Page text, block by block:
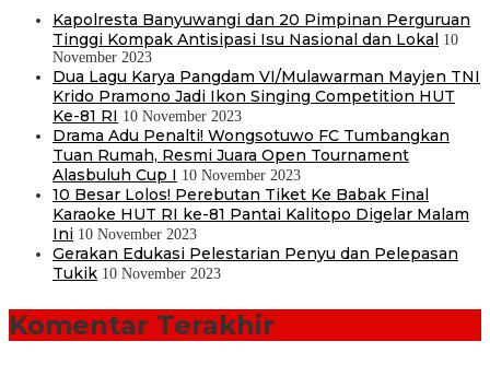
Kapolresta Banyuwangi dan 20 Pimpinan Perguruan
Tinggi Kompak Antisipasi Isu Nasional dan Lokal 10
November 2023
Dua Lagu Karya Pangdam VI/Mulawarman Mayjen TNI
Krido Pramono Jadi Ikon Singing Competition HUT
Ke-81 RI 10 November 2023
Drama Adu Penalti! Wongsotuwo FC Tumbangkan
Tuan Rumah, Resmi Juara Open Tournament
Alasbuluh Cup I 10 November 2023
10 Besar Lolos! Perebutan Tiket Ke Babak Final
Karaoke HUT RI ke-81 Pantai Kalitopo Digelar Malam
Ini 10 November 2023
Gerakan Edukasi Pelestarian Penyu dan Pelepasan
Tukik 10 November 2023
Komentar Terakhir